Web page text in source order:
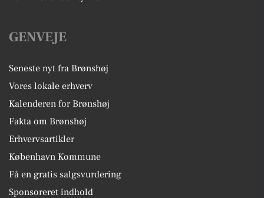
GENVEJE
Seneste nyt fra Brønshøj
Vores lokale erhverv
Kalenderen for Brønshøj
Fakta om Brønshøj
Erhvervsartikler
København Kommune
Få en gratis salgsvurdering
Sponsoreret indhold